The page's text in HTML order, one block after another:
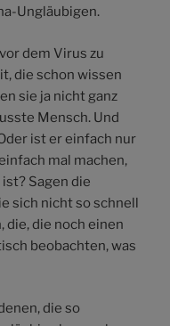
Ungläubigen.
dem Virus zu
die schon wissen
sie ja nicht ganz
Mensch. Und
ist er einfach nur
mal machen,
Sagen die
sich nicht so schnell
die, die noch einen
beobachten, was
die so